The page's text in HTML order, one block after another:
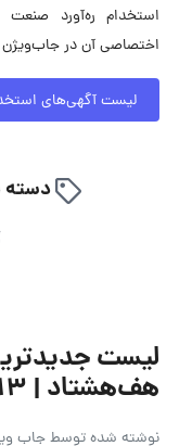
استخدام ره‌آورد
اختصاصی آن در جاب‌ویژن
لیست آگهی‌های
دسته
لیست
هف‌هشتاد | ۱۳ خرداد ۱۴۰۵
نوشته شده توسطجاب